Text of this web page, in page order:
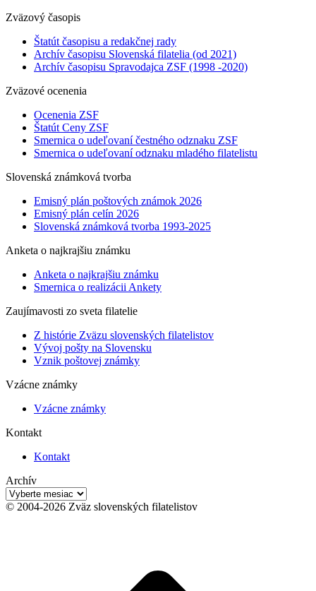
Zväzový časopis
Štatút časopisu a redakčnej rady
Archív časopisu Slovenská filatelia (od 2021)
Archív časopisu Spravodajca ZSF (1998 -2020)
Zväzové ocenenia
Ocenenia ZSF
Štatút Ceny ZSF
Smernica o udeľovaní čestného odznaku ZSF
Smernica o udeľovaní odznaku mladého filatelistu
Slovenská známková tvorba
Emisný plán poštových známok 2026
Emisný plán celín 2026
Slovenská známková tvorba 1993-2025
Anketa o najkrajšiu známku
Anketa o najkrajšiu známku
Smernica o realizácii Ankety
Zaujímavosti zo sveta filatelie
Z histórie Zväzu slovenských filatelistov
Vývoj pošty na Slovensku
Vznik poštovej známky
Vzácne známky
Vzácne známky
Kontakt
Kontakt
Archív
Archív
© 2004-2026 Zväz slovenských filatelistov